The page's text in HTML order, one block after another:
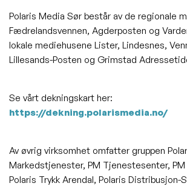
Polaris Media Sør består av de regionale
Fædrelandsvennen, Agderposten og
lokale mediehusene Lister, Lindesnes,
Lillesands-Posten og Grimstad
Se vårt dekningskart her:
https://dekning.polarismedia.no/
Av øvrig virksomhet omfatter gruppen
Markedstjenester, PM Tjenestesenter, PM
Polaris Trykk Arendal, Polaris Distribusjon-